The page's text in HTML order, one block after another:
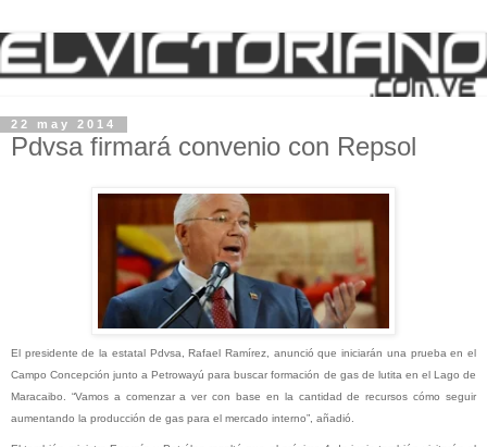
22 may 2014
Pdvsa firmará convenio con Repsol
El presidente de la estatal Pdvsa, Rafael Ramírez, anunció que iniciarán una prueba en el
Campo Concepción junto a Petrowayú para buscar formación de gas de lutita en el Lago de
Maracaibo. “Vamos a comenzar a ver con base en la cantidad de recursos cómo seguir
aumentando la producción de gas para el mercado interno”, añadió.